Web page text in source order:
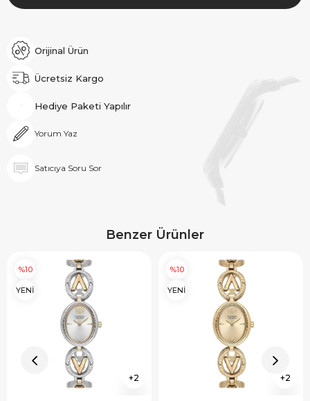
Orijinal Ürün
Ücretsiz Kargo
Hediye Paketi Yapılır
Yorum Yaz
Satıcıya Soru Sor
Benzer Ürünler
2
%10
YENİ
2
%10
YENİ